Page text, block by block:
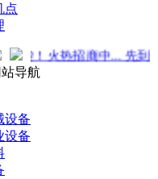
点
火热招商中... 先到先得 ！
站导航
设备
设备